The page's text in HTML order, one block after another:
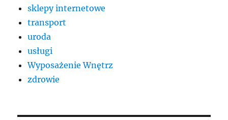
sklepy internetowe
transport
uroda
usługi
Wyposażenie Wnętrz
zdrowie